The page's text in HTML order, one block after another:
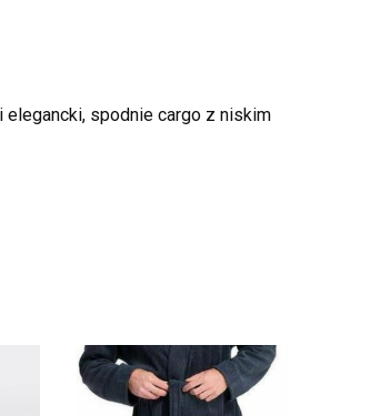
spodnie cargo z niskim